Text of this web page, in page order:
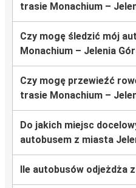
trasie Monachium –
Czy mogę śledzić mój
Monachium – Jelenia
Czy mogę przewieźć
trasie Monachium –
Do jakich miejsc
autobusem z miasta
Ile autobusów odjeżdża